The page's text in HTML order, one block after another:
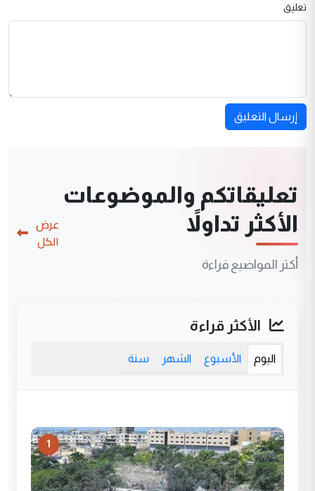
تعليق
إرسال التعليق
تعليقاتكم والموضوعات
الأكثر تداولاً
أكثر المواضيع قراءة
عرض
الكل
الأكثر قراءة
اليوم الأسبوع الشهر سنة
1